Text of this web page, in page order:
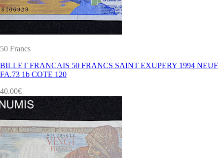
50 Francs
BILLET FRANCAIS 50 FRANCS SAINT EXUPERY 1994 NEUF
FA.73 1b COTE 120
40.00€